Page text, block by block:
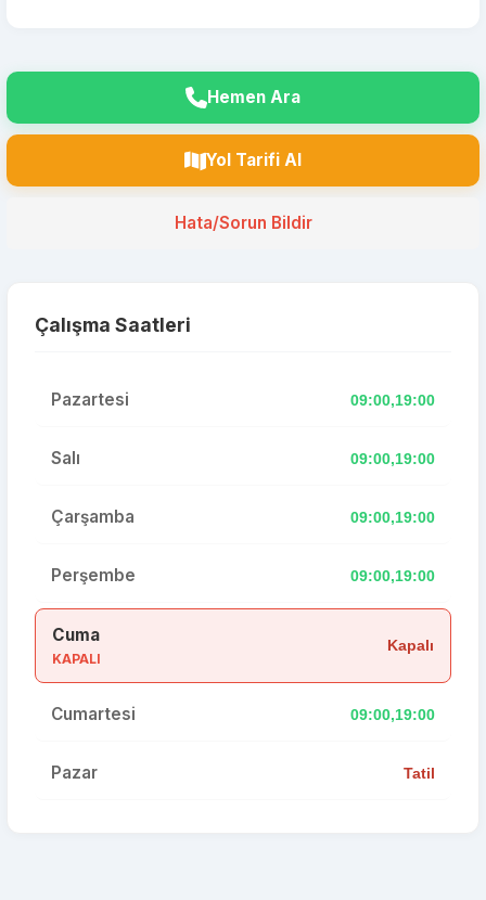
Hemen Ara
Yol Tarifi Al
Hata/Sorun Bildir
Çalışma Saatleri
Pazartesi 09:00,19:00
Salı 09:00,19:00
Çarşamba 09:00,19:00
Perşembe 09:00,19:00
Cuma
KAPALI
Kapalı
Cumartesi 09:00,19:00
Pazar Tatil